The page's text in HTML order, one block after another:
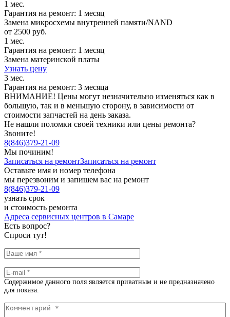
1 мес.
Гарантия на ремонт: 1 месяц
Замена микросхемы внутренней памяти/NAND
от 2500 руб.
1 мес.
Гарантия на ремонт: 1 месяц
Замена материнской платы
Узнать цену
3 мес.
Гарантия на ремонт: 3 месяца
ВНИМАНИЕ! Цены могут незначительно изменяться как в
большую, так и в меньшую сторону, в зависимости от
стоимости запчастей на день заказа.
Не нашли поломки своей техники или цены ремонта?
Звоните!
8(846)379-21-09
Мы починим!
Записаться на ремонтЗаписаться на ремонт
Оставьте имя и номер телефона
мы перезвоним и запишем вас на ремонт
8(846)379-21-09
узнать срок
и стоимость ремонта
Адреса сервисных центров в Самаре
Есть вопрос?
Спроси тут!
Ваше имя
E-mail*
Содержимое данного поля является приватным и не предназначено
для показа.
Комментарий*